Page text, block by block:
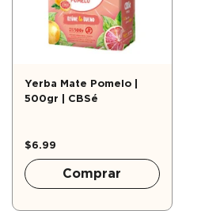
Yerba Mate Pomelo |
500gr | CBSé
$6.99
Comprar